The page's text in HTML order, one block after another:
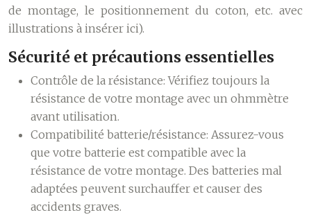
de montage, le positionnement du coton, etc. avec
illustrations à insérer ici).
Sécurité et précautions essentielles
Contrôle de la résistance:Vérifiez toujours la
résistance de votre montage avec un ohmmètre
avant utilisation.
Compatibilité batterie/résistance: Assurez-vous
que votre batterie est compatible avec la
résistance de votre montage. Des batteries mal
adaptées peuvent surchauffer et causer des
accidents graves.